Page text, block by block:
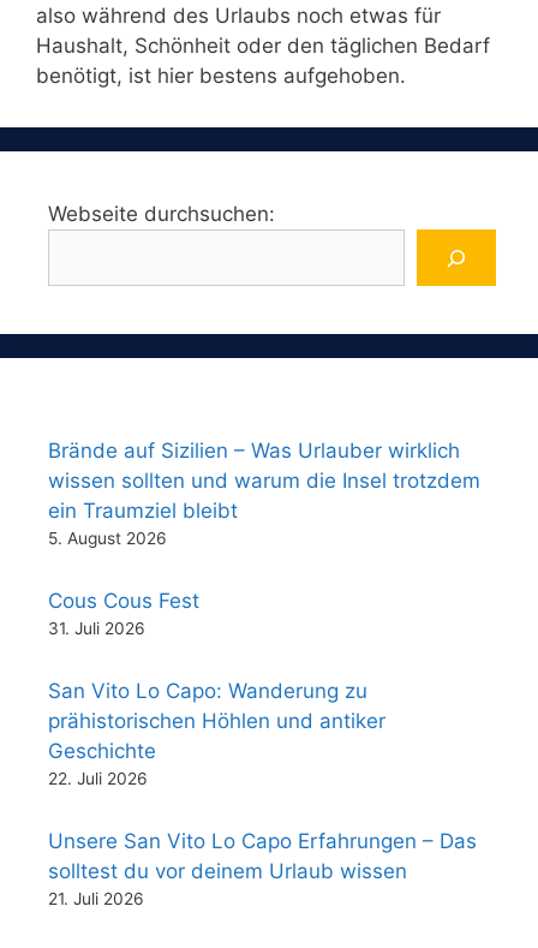
also während des Urlaubs noch etwas für
Haushalt, Schönheit oder den täglichen Bedarf
benötigt, ist hier bestens aufgehoben.
Webseite durchsuchen:
Brände auf Sizilien – Was Urlauber wirklich
wissen sollten und warum die Insel trotzdem
ein Traumziel bleibt
5. August 2026
Cous Cous Fest
31. Juli 2026
San Vito Lo Capo: Wanderung zu
prähistorischen Höhlen und antiker
Geschichte
22. Juli 2026
Unsere San Vito Lo Capo Erfahrungen – Das
solltest du vor deinem Urlaub wissen
21. Juli 2026